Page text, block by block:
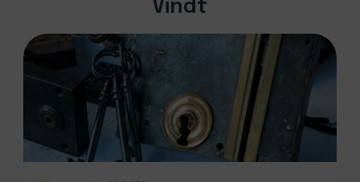
Vindt